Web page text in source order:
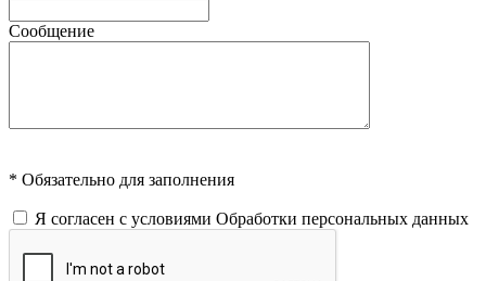
Сообщение
* Обязательно для заполнения
Я согласен с условиями Обработки персональных данных